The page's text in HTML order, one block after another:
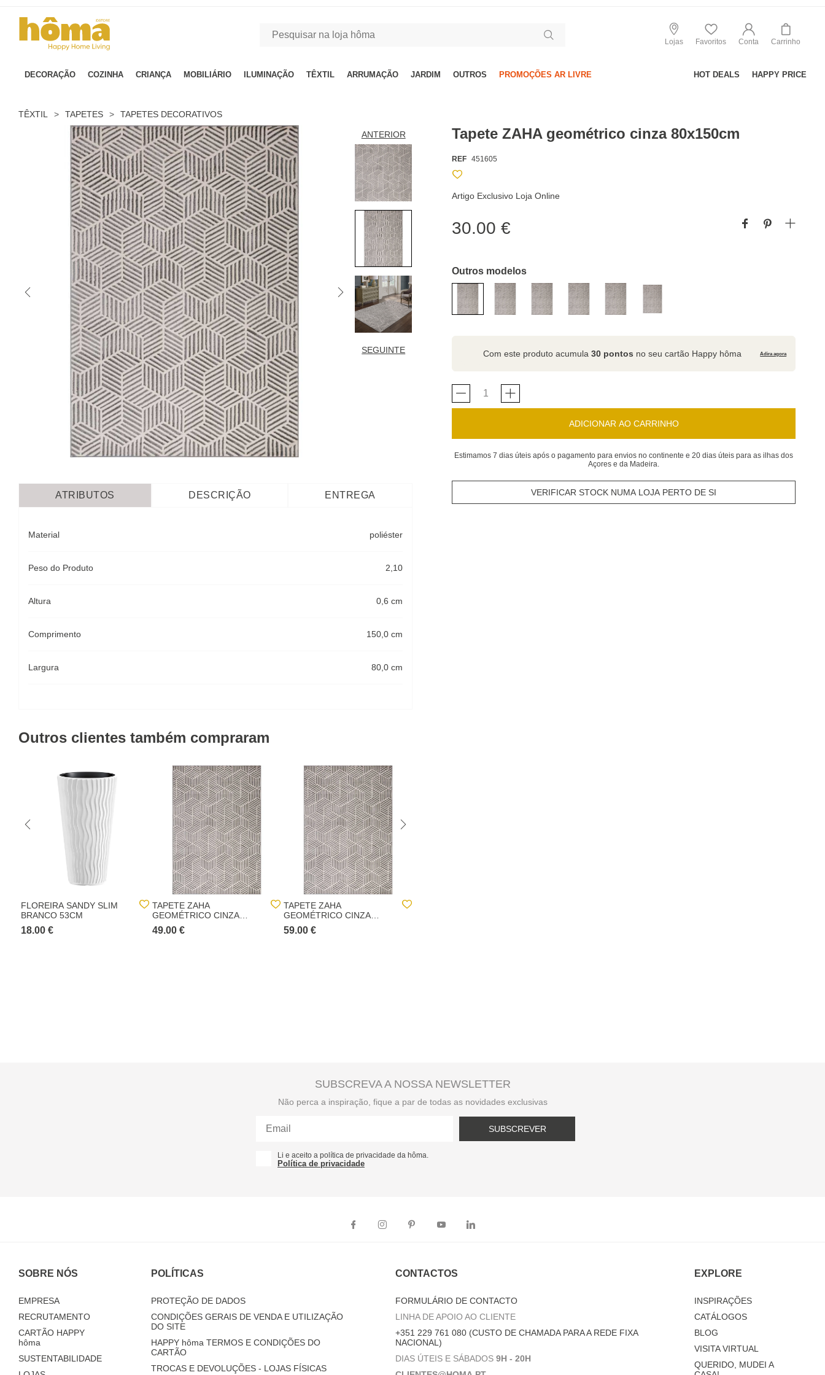
Lojas Favoritos Conta Carrinho
DECORAÇÃO COZINHA CRIANÇA MOBILIÁRIO ILUMINAÇÃO TÊXTIL ARRUMAÇÃO JARDIM OUTROS PROMOÇÕES AR LIVRE HOT DEALS HAPPY PRICE
TÊXTIL > TAPETES > TAPETES DECORATIVOS
ANTERIOR
SEGUINTE
Tapete ZAHA geométrico cinza 80x150cm
REF 451605
Artigo Exclusivo Loja Online
30.00 €
Outros modelos
Com este produto acumula30 pontos no seu cartão Happy hôma Adira agora
ADICIONAR AO CARRINHO
Estimamos 7 dias úteis após o pagamento para envios no continente e 20 dias úteis para as ilhas dos
Açores e da Madeira.
VERIFICAR STOCK NUMA LOJA PERTO DE SI
ATRIBUTOS DESCRIÇÃO ENTREGA
Material poliéster
Peso do Produto 2,10
Altura 0,6 cm
Comprimento 150,0 cm
Largura 80,0 cm
Outros clientes também compraram
FLOREIRA SANDY SLIM
BRANCO 53CM
18.00 €
TAPETE ZAHA
GEOMÉTRICO CINZA
120X160CM
49.00 €
TAPETE ZAHA
GEOMÉTRICO CINZA
133X190CM
59.00 €
SUBSCREVA A NOSSA NEWSLETTER
Não perca a inspiração, fique a par de todas as novidades exclusivas
SUBSCREVER
Li e aceito a política de privacidade da hôma.
Política de privacidade
SOBRE NÓS
EMPRESA
RECRUTAMENTO
CARTÃO HAPPY
hôma
SUSTENTABILIDADE
POLÍTICAS
PROTEÇÃO DE DADOS
CONDIÇÕES GERAIS DE VENDA E UTILIZAÇÃO
DO SITE
HAPPY hôma TERMOS E CONDIÇÕES DO
CARTÃO
TROCAS E DEVOLUÇÕES - LOJAS FÍSICAS
CONTACTOS
FORMULÁRIO DE CONTACTO
LINHA DE APOIO AO CLIENTE
+351 229 761 080 (CUSTO DE CHAMADA PARA A REDE FIXA
NACIONAL)
DIAS ÚTEIS E SÁBADOS 9H - 20H
EXPLORE
INSPIRAÇÕES
CATÁLOGOS
BLOG
VISITA VIRTUAL
QUERIDO, MUDEI A